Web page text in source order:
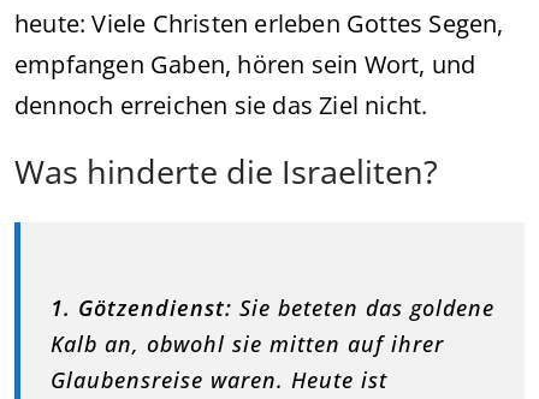
heute: Viele Christen erleben Gottes Segen,
empfangen Gaben, hören sein Wort, und
dennoch erreichen sie das Ziel nicht.
Was hinderte die Israeliten?
1. Götzendienst: Sie beteten das goldene
Kalb an, obwohl sie mitten auf ihrer
Glaubensreise waren. Heute ist